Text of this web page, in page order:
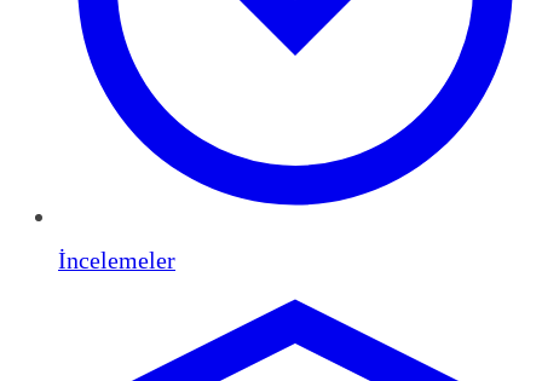
İncelemeler